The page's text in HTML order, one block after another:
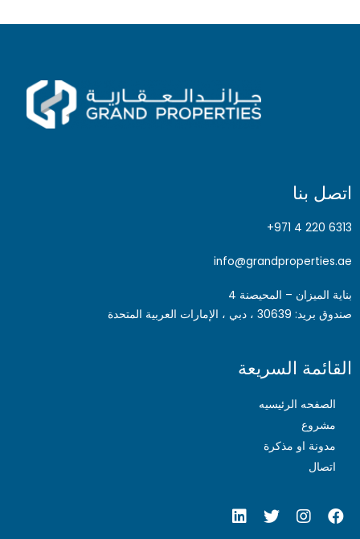
اتصل بنا
6313 220 4 971+
info@grandproperties.ae
بناية الميزان – المحيصنة 4
صندوق بريد: 30639 ، دبي ، الإمارات العربية المتحدة
القائمة السريعة
الصفحه الرئيسيه
مشروع
مدونة او مذكرة
اتصال